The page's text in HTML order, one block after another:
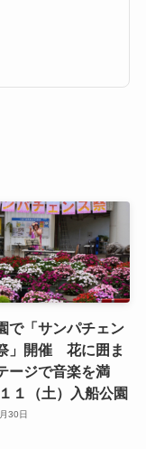
で「サンパチェン
」開催 花に囲ま
ージで音楽を満
１（土）入船公園
30日